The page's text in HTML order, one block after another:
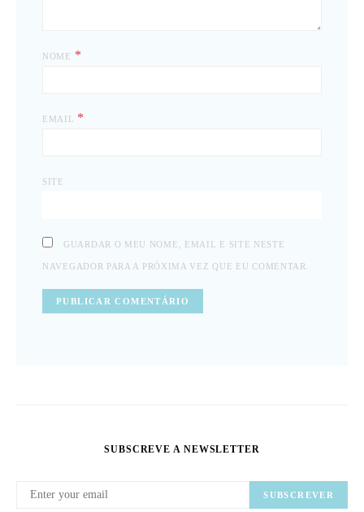
NOME *
EMAIL *
SITE
GUARDAR O MEU NOME, EMAIL E SITE NESTE
NAVEGADOR PARA A PRÓXIMA VEZ QUE EU COMENTAR.
SUBSCREVE A NEWSLETTER
SUBSCREVER